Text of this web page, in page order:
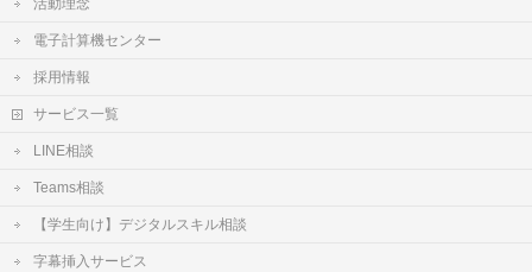
活動理念
電子計算機センター
採用情報
サービス一覧
LINE相談
Teams相談
【学生向け】デジタルスキル相談
字幕挿入サービス